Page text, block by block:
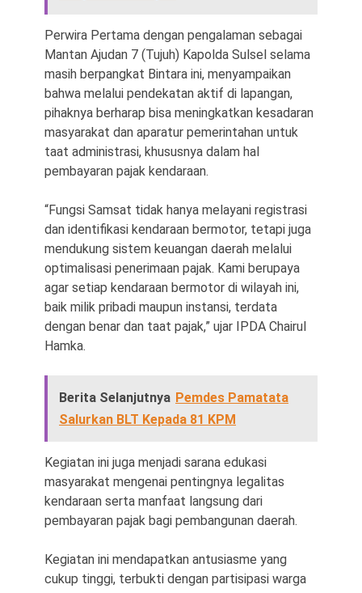
Perwira Pertama dengan pengalaman sebagai
Mantan Ajudan 7 (Tujuh) Kapolda Sulsel selama
masih berpangkat Bintara ini, menyampaikan
bahwa melalui pendekatan aktif di lapangan,
pihaknya berharap bisa meningkatkan kesadaran
masyarakat dan aparatur pemerintahan untuk
taat administrasi, khususnya dalam hal
pembayaran pajak kendaraan.
“Fungsi Samsat tidak hanya melayani registrasi
dan identifikasi kendaraan bermotor, tetapi juga
mendukung sistem keuangan daerah melalui
optimalisasi penerimaan pajak. Kami berupaya
agar setiap kendaraan bermotor di wilayah ini,
baik milik pribadi maupun instansi, terdata
dengan benar dan taat pajak,” ujar IPDA Chairul
Hamka.
Berita Selanjutnya Pemdes Pamatata
Salurkan BLT Kepada 81 KPM
Kegiatan ini juga menjadi sarana edukasi
masyarakat mengenai pentingnya legalitas
kendaraan serta manfaat langsung dari
pembayaran pajak bagi pembangunan daerah.
Kegiatan ini mendapatkan antusiasme yang
cukup tinggi, terbukti dengan partisipasi warga